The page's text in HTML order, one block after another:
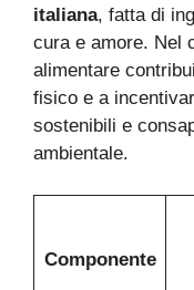
italiana, fatta di
cura e amore. Nel
alimentare
fisico e a
sostenibili e
ambientale.
Componente